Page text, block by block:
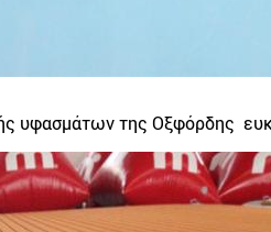
υφασμάτων της Οξφόρδης